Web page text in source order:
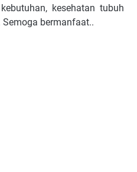
kesehatan tubuh
bermanfaat..